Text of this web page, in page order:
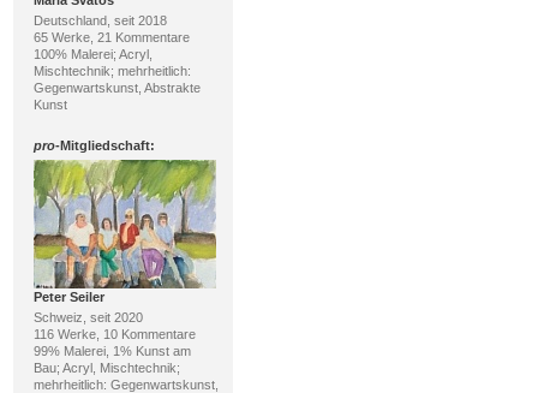
Deutschland, seit 2018
65 Werke, 21 Kommentare
100% Malerei; Acryl,
Mischtechnik; mehrheitlich:
Gegenwartskunst, Abstrakte
Kunst
pro-Mitgliedschaft:
Peter Seiler
Schweiz, seit 2020
116 Werke, 10 Kommentare
99% Malerei, 1% Kunst am
Bau; Acryl, Mischtechnik;
mehrheitlich: Gegenwartskunst,